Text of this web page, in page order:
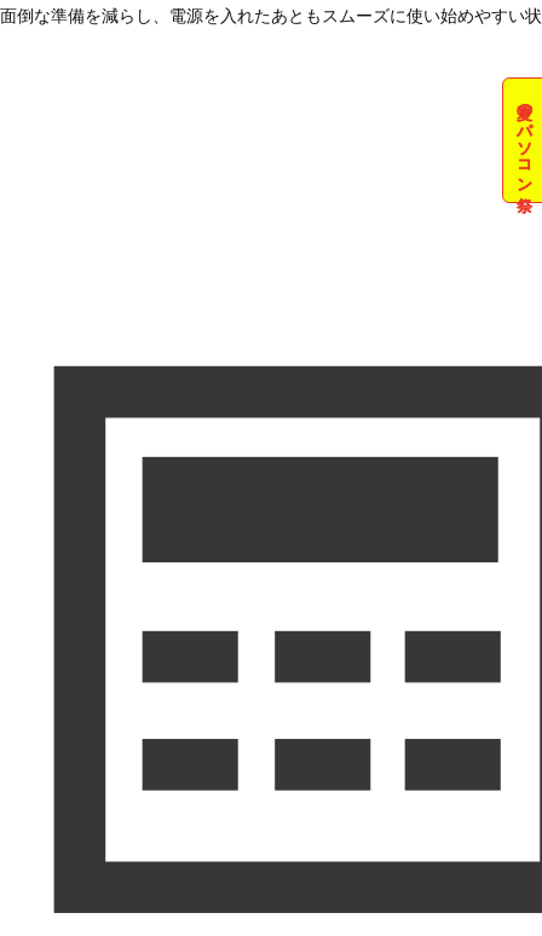
夏のパソコン祭
面倒な準備を減らし、電源を入れたあともスムーズに使い始めやすい